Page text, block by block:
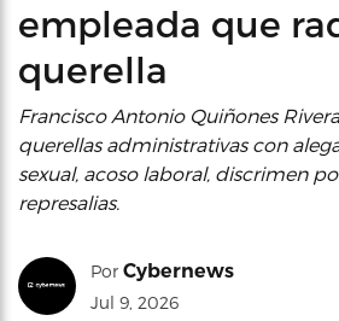
empleada que
querella
Francisco Antonio Quiñones
querellas administrativas con
sexual, acoso laboral, discrimen
represalias.
Por Cybernews
Jul 9, 2026